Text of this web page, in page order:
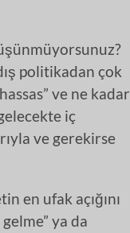
politikadan çok
ve ne kadar
iç
ve gerekirse
en ufak açığını
ya da